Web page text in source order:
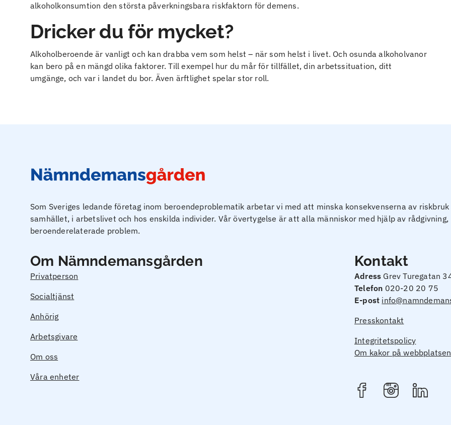
alkoholkonsumtion den största påverkningsbara riskfaktorn för demens.
Dricker du för mycket?
Alkoholberoende är vanligt och kan drabba vem som helst – när som helst i livet. Och osunda alkoholvanor
kan bero på en mängd olika faktorer. Till exempel hur du mår för tillfället, din arbetssituation, ditt
umgänge, och var i landet du bor. Även ärftlighet spelar stor roll.
Som Sveriges ledande företag inom beroendeproblematik arbetar vi med att minska konsekvenserna av
samhället, i arbetslivet och hos enskilda individer. Vår övertygelse är att alla människor med hjälp av
beroenderelaterade problem.
Om Nämndemansgården
Privatperson
Socialtjänst
Anhörig
Arbetsgivare
Om oss
Våra enheter
Kontakt
Adress Grev Turegatan
Telefon 020-20 20 75
E-post
Presskontakt
Integritetspolicy
Om kakor på webbplatsen